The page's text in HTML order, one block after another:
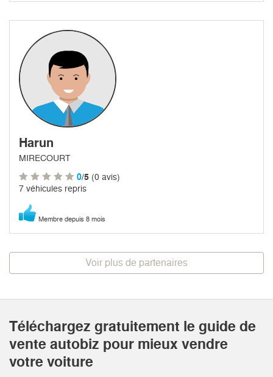
Harun
MIRECOURT
0/5 (0 avis)
7 véhicules repris
Membre depuis 8 mois
Voir plus de partenaires
Téléchargez gratuitement le guide de
vente autobiz pour mieux vendre
votre voiture